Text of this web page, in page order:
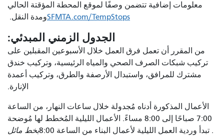
معلومات إضافية تتضمن وصفًا لموقع المحطة المؤقتة الحالي
ومدة النقل.SFMTA.com/TempStops
الجدول الزمني المبدئي:
من المقرر أن تعمل فرق العمل خلال الأسبوعين المقبلين على
تركيب شبكات الصرف الصحي والمياه الرئيسية، وتركيب خندق
مشترك للمرافق، واستبدال الأرصفة والطرق، وتركيب أعمدة
الإنارة.
الأعمال المذكورة أدناه مُجدولة خلال ساعات النهار، من الساعة
7:00 صباحًا إلى 8:00 مساءً. الأعمال الليلية المُخطط لها مُوضحة
بخط مائل. تبدأ وردية العمل الليلية لأعمال البناء من الساعة 8:00